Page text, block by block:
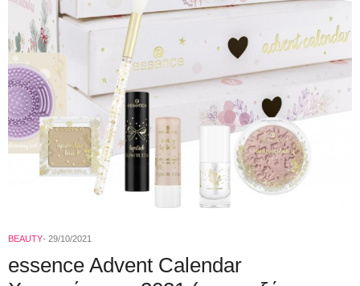
BEAUTY 29/10/2021
essence Advent Calendar